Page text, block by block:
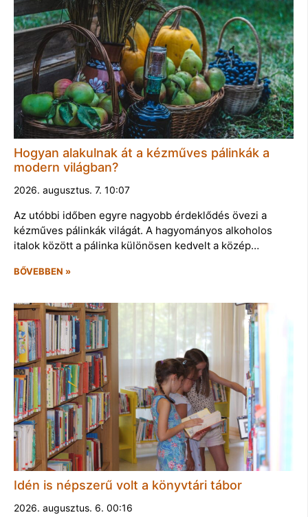
Hogyan alakulnak át a kézműves pálinkák a
modern világban?
2026. augusztus. 7. 10:07
Az utóbbi időben egyre nagyobb érdeklődés övezi a
kézműves pálinkák világát. A hagyományos alkoholos
italok között a pálinka különösen kedvelt a közép…
BŐVEBBEN »
Idén is népszerű volt a könyvtári tábor
2026. augusztus. 6. 00:16